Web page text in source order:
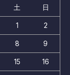
土 日
1 2
8 9
15 16